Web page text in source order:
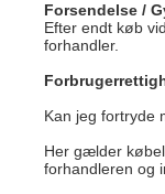
Forsendelse /
Efter endt køb
forhandler.
Kan jeg fortryde
Her gælder
forhandleren og